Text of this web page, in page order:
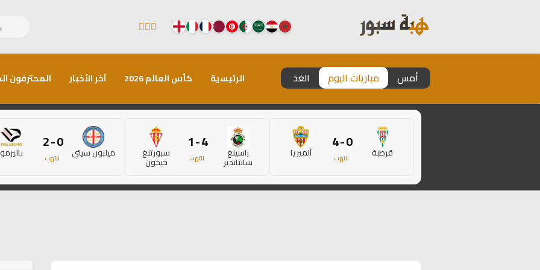
أمس مباريات اليوم الغد الرئيسية كأس العالم 2026 آخر الأخبار المحترفون
قرطبة 0 - 4
انتهت ألميريا راسينغ
سانتاندير
4 - 1
انتهت سبورتنغ
خيخون
ميلبون سيتي 0 - 2
انتهت باليرمو